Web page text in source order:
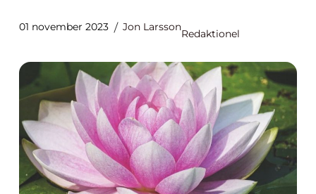
01 november 2023 Jon Larsson
Redaktionel